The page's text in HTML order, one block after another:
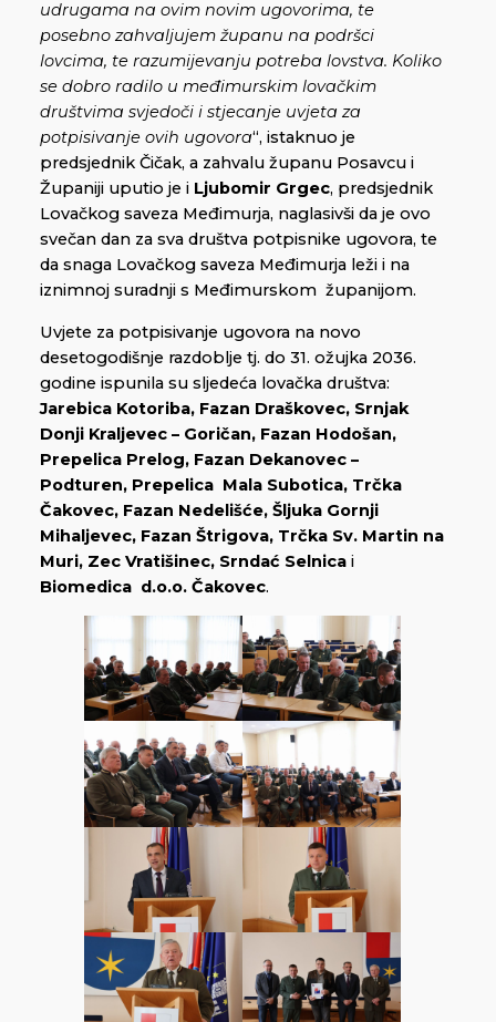
udrugama na ovim novim ugovorima, te
posebno zahvaljujem županu na podršci
lovcima, te razumijevanju potreba lovstva. Koliko
se dobro radilo u međimurskim lovačkim
društvima svjedoči i stjecanje uvjeta za
potpisivanje ovih ugovora“, istaknuo je
predsjednik Čičak, a zahvalu županu Posavcu i
Županiji uputio je i Ljubomir Grgec, predsjednik
Lovačkog saveza Međimurja, naglasivši da je ovo
svečan dan za sva društva potpisnike ugovora, te
da snaga Lovačkog saveza Međimurja leži i na
iznimnoj suradnji s Međimurskom županijom.
Uvjete za potpisivanje ugovora na novo
desetogodišnje razdoblje tj. do 31. ožujka 2036.
godine ispunila su sljedeća lovačka društva:
Jarebica Kotoriba, Fazan Draškovec, Srnjak
Donji Kraljevec – Goričan, Fazan Hodošan,
Prepelica Prelog, Fazan Dekanovec –
Podturen, Prepelica Mala Subotica, Trčka
Čakovec, Fazan Nedelišće, Šljuka Gornji
Mihaljevec, Fazan Štrigova, Trčka Sv. Martin na
Muri, Zec Vratišinec, Srndać Selnica i
Biomedica d.o.o. Čakovec.